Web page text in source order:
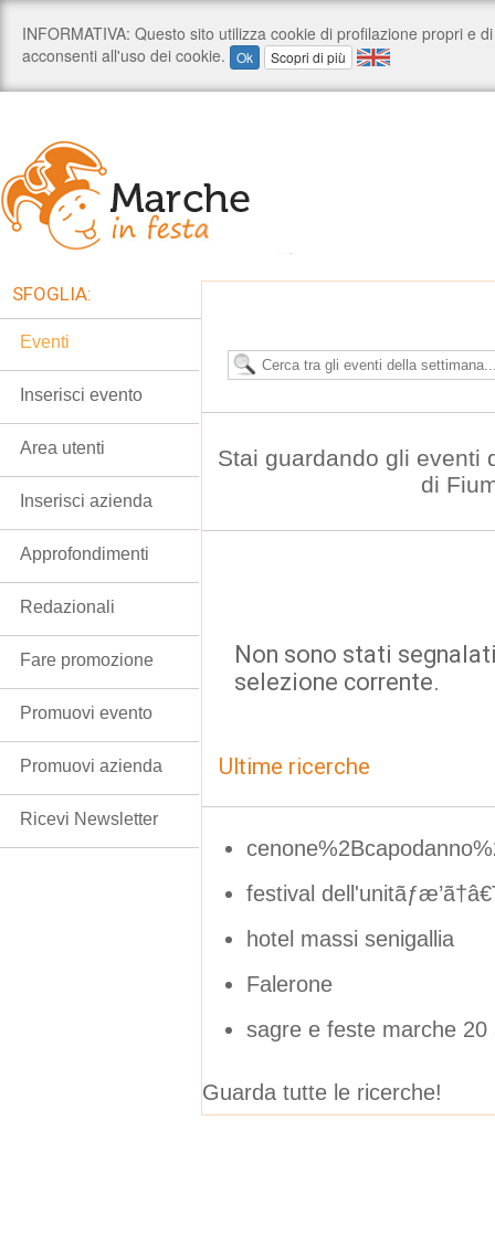
Stai guardando gli eventi
di
Non sono stati
selezione corrente.
Ultime ricerche
festival
hotel massi senigallia
Falerone
sagre e feste marche 20
Guarda tutte le ricerche!
SFOGLIA:
Eventi
Inserisci evento
Area utenti
Inserisci azienda
Approfondimenti
Redazionali
Fare promozione
Promuovi evento
Promuovi azienda
Ricevi Newsletter